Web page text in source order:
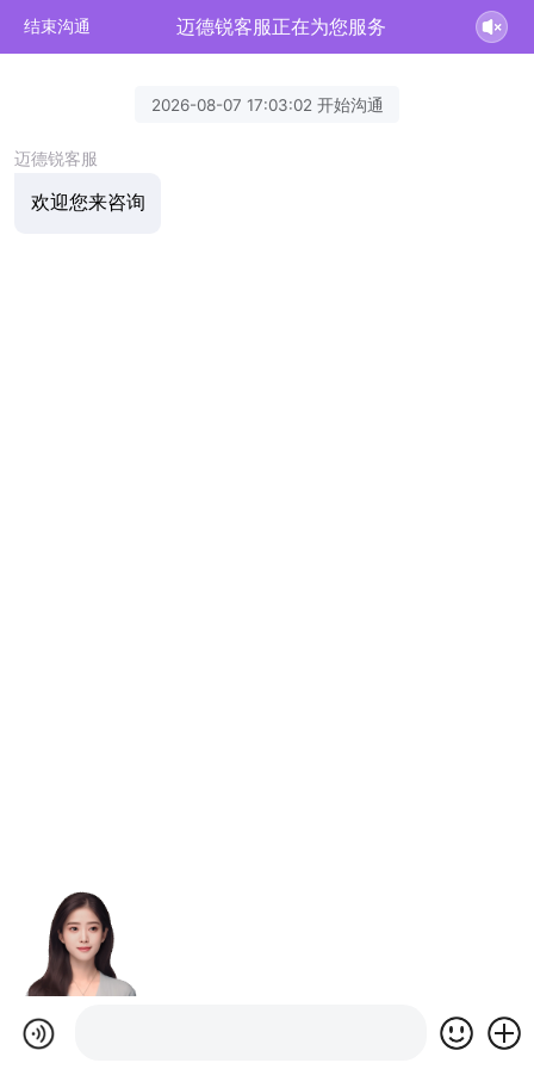
结束沟通 迈德锐客服正在为您服务
2026-08-07 17:03:02 开始沟通
迈德锐客服
欢迎您来咨询